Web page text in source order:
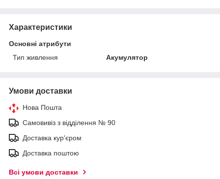
Характеристики
Основні атрибути
Тип живлення
Акумулятор
Умови доставки
Нова Пошта
Самовивіз з відділення № 90
Доставка кур'єром
Доставка поштою
Всі умови доставки